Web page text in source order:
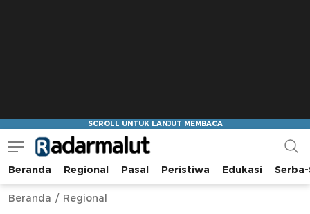
Radar Malut
Bacaan Nyindir
Beranda Regional Pasal Peristiwa Edukasi
Beranda Regional